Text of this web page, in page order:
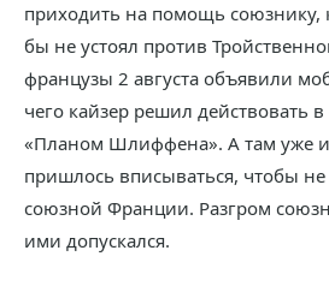
приходить на помощь союзнику,
бы не устоял против
французы 2 августа объявили
чего кайзер решил действовать в
«Планом Шлиффена». А там уже
пришлось вписываться, чтобы не
союзной Франции. Разгром
ими допускался.